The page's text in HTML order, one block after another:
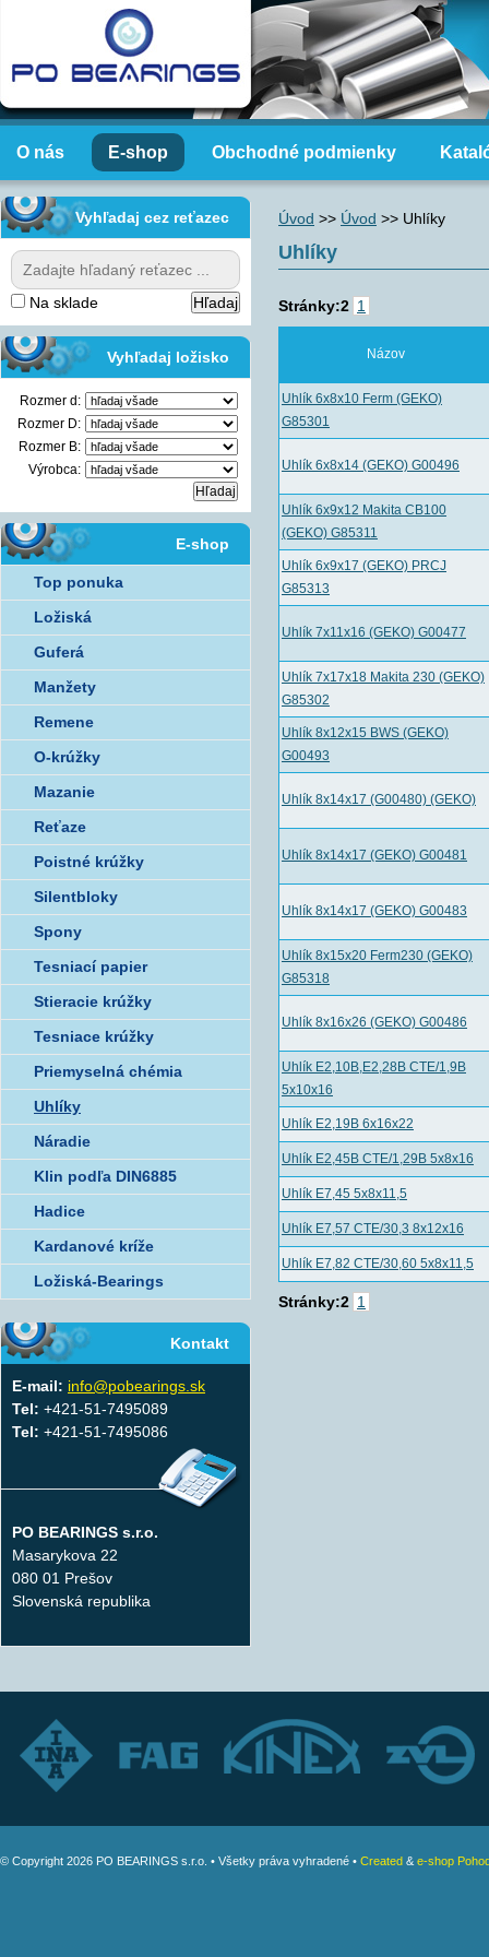
O nás E-shop Obchodné podmienky
Úvod >> Úvod >> Uhlíky
Uhlíky
Stránky: 1
2
Názov
Uhlík 6x8x10 Ferm (GEKO)
G85301
Uhlík 6x8x14 (GEKO) G00496
Uhlík 6x9x12 Makita CB100
(GEKO) G85311
Uhlík 6x9x17 (GEKO) PRCJ
G85313
Uhlík 7x11x16 (GEKO) G00477
Uhlík 7x17x18 Makita 230 (GEKO)
G85302
Uhlík 8x12x15 BWS (GEKO)
G00493
Uhlík 8x14x17 (G00480) (GEKO)
Uhlík 8x14x17 (GEKO) G00481
Uhlík 8x14x17 (GEKO) G00483
Uhlík 8x15x20 Ferm230 (GEKO)
G85318
Uhlík 8x16x26 (GEKO) G00486
Uhlík E2,10B,E2,28B CTE/1,9B
5x10x16
Uhlík E2,19B 6x16x22
Uhlík E2,45B CTE/1,29B 5x8x16
Uhlík E7,45 5x8x11,5
Uhlík E7,57 CTE/30,3 8x12x16
Uhlík E7,82 CTE/30,60 5x8x11,5
Stránky: 1
2
Vyhľadaj cez reťazec
Na sklade
Vyhľadaj ložisko
Rozmer d:
Rozmer D:
Rozmer B:
Výrobca:
E-shop
Top ponuka
Ložiská
Guferá
Manžety
Remene
O-krúžky
Mazanie
Reťaze
Poistné krúžky
Silentbloky
Spony
Tesniací papier
Stieracie krúžky
Tesniace krúžky
Priemyselná chémia
Uhlíky
Náradie
Klin podľa DIN6885
Hadice
Kardanové kríže
Ložiská-Bearings
Kontakt
E-mail: info@pobearings.sk
Tel: +421-51-7495089
Tel: +421-51-7495086
PO BEARINGS s.r.o.
Masarykova 22
080 01 Prešov
Slovenská republika
© Copyright 2026 PO BEARINGS s.r.o. • Všetky práva vyhradené • Created & e-shop